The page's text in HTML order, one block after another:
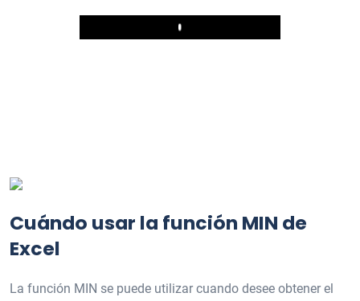
Play
Cuándo usar la función MIN de
Excel
La función MIN se puede utilizar cuando desee obtener el